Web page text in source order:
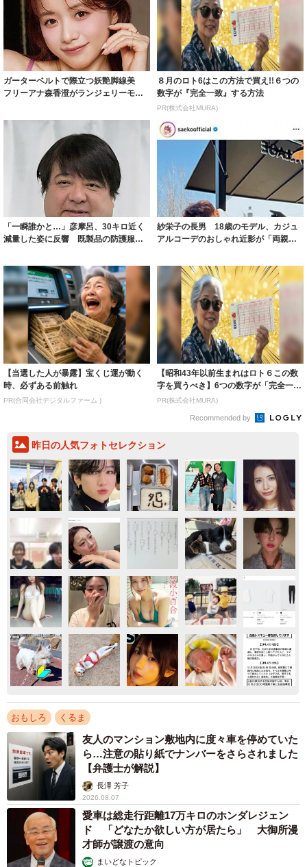
ガーターベルトで際立つ妖艶脚線美
フリーアナ森香澄がランジェリーモデ
８月のロト6はこの方法で買え!!６つの
数字が『完全一致』する方法
PR(株式会社MURA)
「一瞬誰かと…」彦摩呂、30キロ近く
減量した姿に反響 既製品の防護服が
紗栄子の長男 18歳のモデル、カジュ
アルコーデのおしゃれ近影が「両親の
【当選した人が暴露】宝くじ運が動く
時、必ずある前触れ
PR(合同会社デジタルファーム )
【昭和43年以前生まれはロト６この数
字を買うべき】6つの数字が「完全一
致」する方...
PR(株式会社MURA)
Recommended by
昨日の人気フォトセレクション
おもしろ くるま
友人のマンション敷地内に度々車を停めていた
ら…注意の貼り紙でナンバーをさらされました
【弁護士が解説】
長澤 芳子
2026.08.07
愛車は総走行距離17万キロのホンダレジェン
ド 「どなたか欲しい方が居たら」 大御所漫
才師が譲渡の意向
まいどなトピック